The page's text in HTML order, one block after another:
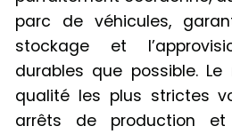
parc de véhicules,
stockage et
durables que possible.
qualité les plus strictes
arrêts de production